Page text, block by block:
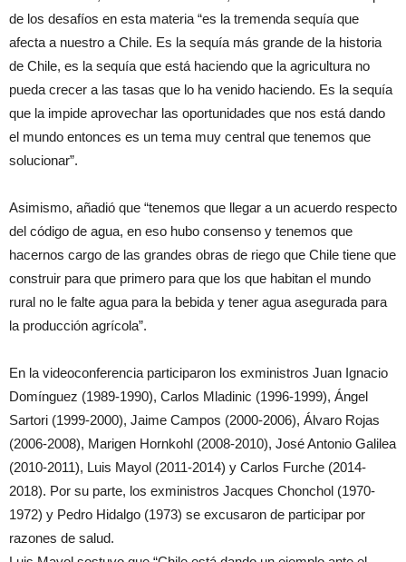
de los desafíos en esta materia “es la tremenda sequía que
afecta a nuestro a Chile. Es la sequía más grande de la historia
de Chile, es la sequía que está haciendo que la agricultura no
pueda crecer a las tasas que lo ha venido haciendo. Es la sequía
que la impide aprovechar las oportunidades que nos está dando
el mundo entonces es un tema muy central que tenemos que
solucionar”.
Asimismo, añadió que “tenemos que llegar a un acuerdo respecto
del código de agua, en eso hubo consenso y tenemos que
hacernos cargo de las grandes obras de riego que Chile tiene que
construir para que primero para que los que habitan el mundo
rural no le falte agua para la bebida y tener agua asegurada para
la producción agrícola”.
En la videoconferencia participaron los exministros Juan Ignacio
Domínguez (1989-1990), Carlos Mladinic (1996-1999), Ángel
Sartori (1999-2000), Jaime Campos (2000-2006), Álvaro Rojas
(2006-2008), Marigen Hornkohl (2008-2010), José Antonio Galilea
(2010-2011), Luis Mayol (2011-2014) y Carlos Furche (2014-
2018). Por su parte, los exministros Jacques Chonchol (1970-
1972) y Pedro Hidalgo (1973) se excusaron de participar por
razones de salud.